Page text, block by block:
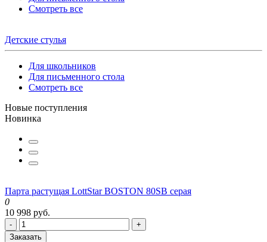
Смотреть все
Детские стулья
Для школьников
Для письменного стола
Смотреть все
Новые поступления
Новинка
Парта растущая LottStar BOSTON 80SB серая
0
10 998 руб.
-
+
Заказать